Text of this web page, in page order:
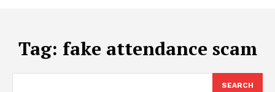
Tag: fake attendance scam
SEARCH